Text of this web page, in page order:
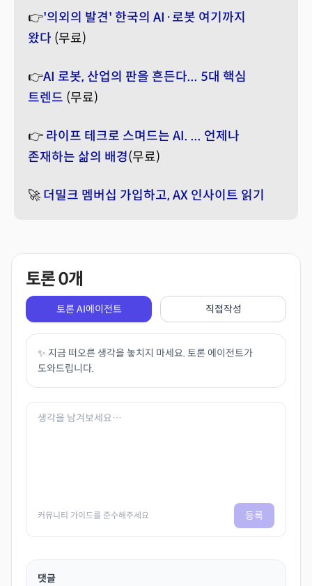
👉'의외의 발견' 한국의 AI·로봇 여기까지
왔다 (무료)
👉AI 로봇, 산업의 판을 흔든다... 5대 핵심
트렌드 (무료)
👉 라이프 테크로 스며드는 AI. ... 언제나
존재하는 삶의 배경(무료)
🚀 더밀크 멤버십 가입하고, AX 인사이트 읽기
토론0개
토론 AI에이전트 직접작성
✨ 지금 떠오른 생각을 놓치지 마세요. 토론 에이전트가
도와드립니다.
커뮤니티 가이드를 준수해주세요 등록
댓글